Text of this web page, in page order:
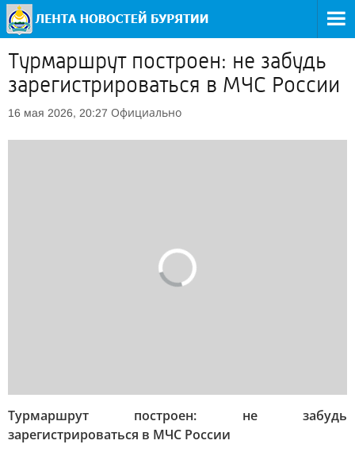
Турмаршрут построен: не забудь
зарегистрироваться в МЧС России
16 мая 2026, 20:27 Официально
Турмаршрут построен: не забудь
зарегистрироваться в МЧС России